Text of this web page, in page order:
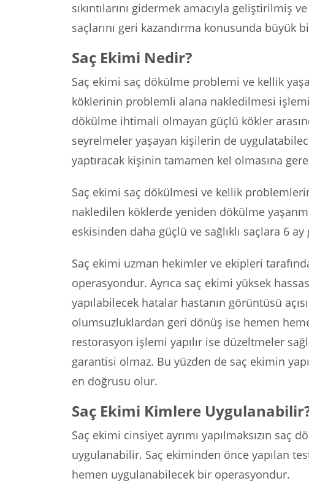
sıkıntılarını gidermek amacıyla geliştirilmiş
saçlarını geri kazandırma konusunda büyük
Saç Ekimi Nedir?
Saç ekimi saç dökülme problemi ve kellik
köklerinin problemli alana nakledilmesi
dökülme ihtimali olmayan güçlü kökler
seyrelmeler yaşayan kişilerin de
yaptıracak kişinin tamamen kel olmasına
Saç ekimi saç dökülmesi ve kellik
nakledilen köklerde yeniden dökülme
eskisinden daha güçlü ve sağlıklı saçlara 6
Saç ekimi uzman hekimler ve ekipleri
operasyondur. Ayrıca saç ekimi yüksek
yapılabilecek hatalar hastanın görüntüsü
olumsuzluklardan geri dönüş ise hemen
restorasyon işlemi yapılır ise düzeltmeler
garantisi olmaz. Bu yüzden de saç ekimin
en doğrusu olur.
Saç Ekimi Kimlere
Saç ekimi cinsiyet ayrımı yapılmaksızın saç
uygulanabilir. Saç ekiminden önce yapılan
hemen uygulanabilecek bir operasyondur.